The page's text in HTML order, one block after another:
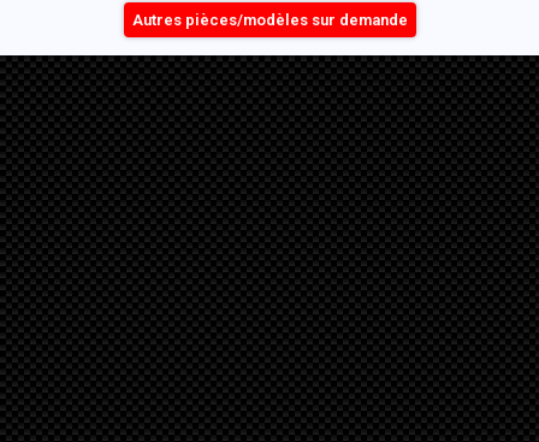
Autres pièces/modèles sur demande